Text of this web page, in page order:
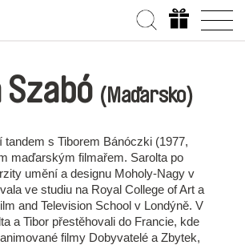
(Maďarsko)
tandem s Tiborem Bánóczki (1977,
maďarským filmařem. Sarolta po
umění a designu Moholy-Nagy v
ve studiu na Royal College of Art a
and Television School v Londýně. V
a Tibor přestěhovali do Francie, kde
filmy Dobyvatelé a Zbytek,